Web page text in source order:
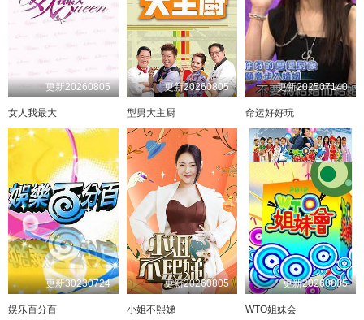
20230904 20230905 20230906 20230907
20230912 20230913 20230914
20230918 20230919 20230920 20230921
20230925 20230926 20230927 20230928
20231002 20231003 20231004 20231005
20231009 20231010 20231011 20231016
20231017 20231018 20231019 20231023
20231024 20231025 20231026 20231030
20231031 20231101 20231106 20231107
20231108 20231109
20240528 20240529 20240530 20240603
20240605 20240606 20240610
20240611 20240612 20240613 20240617
20240618 20240619 20240620 20240624
20240625 20240626 20240627 20240701
20240702 20240703 20240704 20240708
20240709 20240710 20240711 20240715
20240716 20240717 20240718 20240722
20240723 20240724 20240725 20240729
20240730 20240731
20240304 20240305 20240306 20240311
20240313 20240318 20240319
20240320 20240325 20240326 20240327
20240401 20240402 20240403 20240408
20240409 20240410 20240415 20240416
20240417 20240422 20240423 20240424
20240429 20240430 20240501 20240506
20240507 20240508 20240509 20240513
20240514 20240515 20240516 20240521
20240522 20240523
更新20260805
女人我最大
更新20260805
型男大主厨
更新202507140
命运好好玩
更新30230724
娱乐百分百
更新20260805
小姐不熙娣
更新20260805
WTO姐妹会